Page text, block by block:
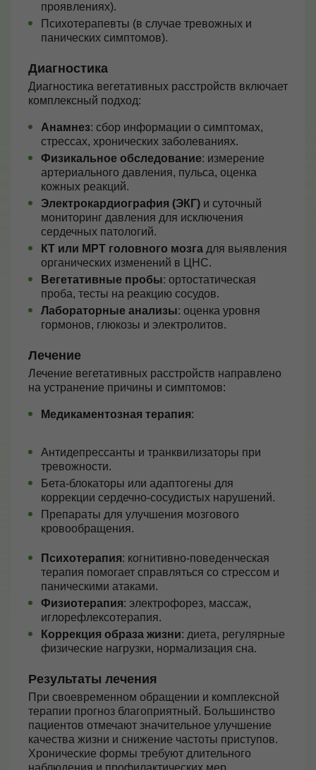
проявлениях).
Психотерапевты (в случае тревожных и
панических симптомов).
Диагностика
Диагностика вегетативных расстройств включает
комплексный подход:
Анамнез: сбор информации о симптомах,
стрессах, хронических заболеваниях.
Физикальное обследование: измерение
артериального давления, пульса, оценка
кожных реакций.
Электрокардиография (ЭКГ) и суточный
мониторинг давления для исключения
сердечных патологий.
КТ или МРТ головного мозга для выявления
органических изменений в ЦНС.
Вегетативные пробы: ортостатическая
проба, тесты на реакцию сосудов.
Лабораторные анализы: оценка уровня
гормонов, глюкозы и электролитов.
Лечение
Лечение вегетативных расстройств направлено
на устранение причины и симптомов:
Медикаментозная терапия:
Антидепрессанты и транквилизаторы при
тревожности.
Бета-блокаторы или адаптогены для
коррекции сердечно-сосудистых нарушений.
Препараты для улучшения мозгового
кровообращения.
Психотерапия: когнитивно-поведенческая
терапия помогает справляться со стрессом и
паническими атаками.
Физиотерапия: электрофорез, массаж,
иглорефлексотерапия.
Коррекция образа жизни: диета, регулярные
физические нагрузки, нормализация сна.
Результаты лечения
При своевременном обращении и комплексной
терапии прогноз благоприятный. Большинство
пациентов отмечают значительное улучшение
качества жизни и снижение частоты приступов.
Хронические формы требуют длительного
наблюдения и профилактических мер.